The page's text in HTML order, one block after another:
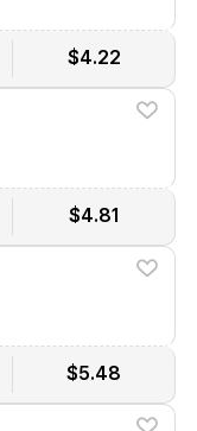
$4.22
$4.81
$5.48